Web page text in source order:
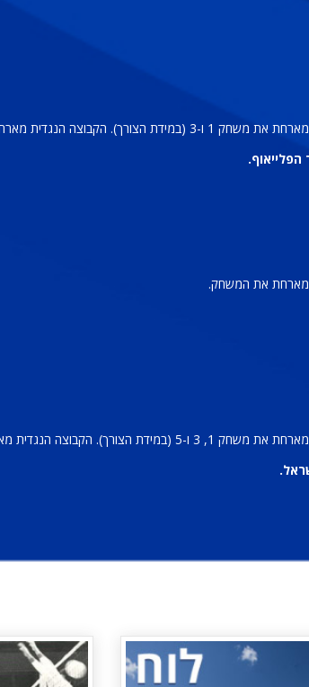
הנגדית מארחת את משחק 2.
הפלייאוף.
מארחת את המשחק.
הנגדית מארחת את משחק 2 ו-4.